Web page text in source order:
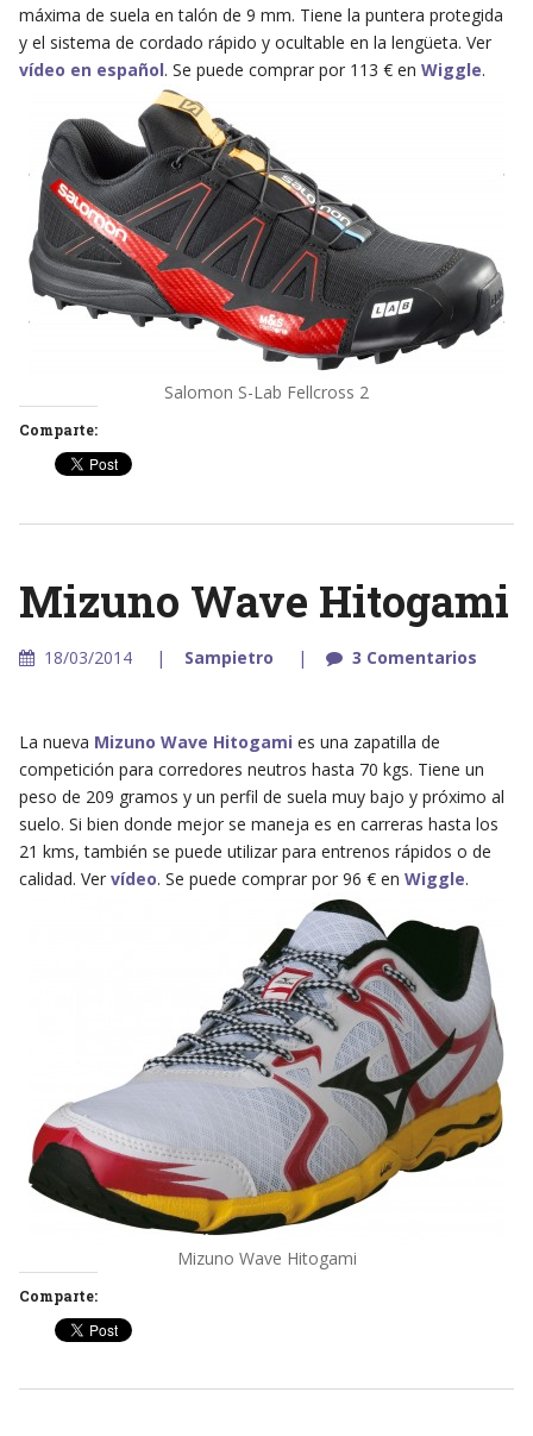
máxima de suela en talón de 9 mm. Tiene la puntera protegida
y el sistema de cordado rápido y ocultable en la lengüeta. Ver
vídeo en español. Se puede comprar por 113 € en Wiggle.
Salomon S-Lab Fellcross 2
Comparte:
Mizuno Wave Hitogami
18/03/2014 Sampietro 3 Comentarios
La nueva Mizuno Wave Hitogami es una zapatilla de
competición para corredores neutros hasta 70 kgs. Tiene un
peso de 209 gramos y un perfil de suela muy bajo y próximo al
suelo. Si bien donde mejor se maneja es en carreras hasta los
21 kms, también se puede utilizar para entrenos rápidos o de
calidad. Ver vídeo. Se puede comprar por 96 € en Wiggle.
Mizuno Wave Hitogami
Comparte: